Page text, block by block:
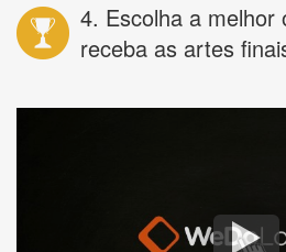
4. Escolha a melhor
receba as artes